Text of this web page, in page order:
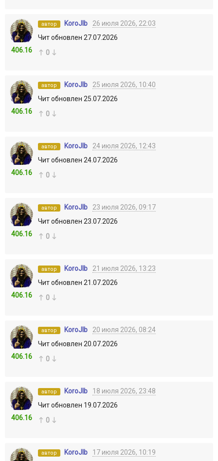
406.16
автор KoroJIb
26 июля 2026, 22:03
Чит обновлен 27.07.2026
0
406.16
автор KoroJIb
25 июля 2026, 10:40
Чит обновлен 25.07.2026
0
406.16
автор KoroJIb
24 июля 2026, 12:43
Чит обновлен 24.07.2026
0
406.16
автор KoroJIb
23 июля 2026, 09:17
Чит обновлен 23.07.2026
0
406.16
автор KoroJIb
21 июля 2026, 13:23
Чит обновлен 21.07.2026
0
406.16
автор KoroJIb
20 июля 2026, 08:24
Чит обновлен 20.07.2026
0
406.16
автор KoroJIb
18 июля 2026, 23:48
Чит обновлен 19.07.2026
0
автор KoroJIb
17 июля 2026, 10:19